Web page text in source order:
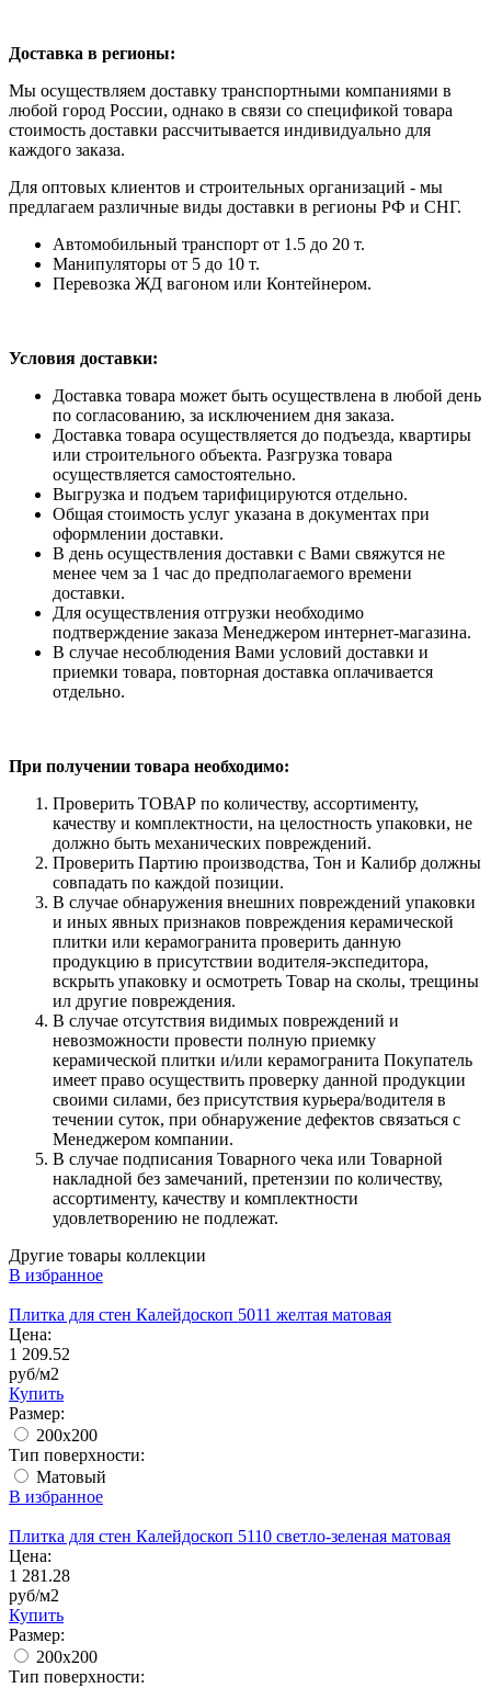
Доставка в регионы:
Мы осуществляем доставку транспортными компаниями в
любой город России, однако в связи со спецификой товара
стоимость доставки рассчитывается индивидуально для
каждого заказа.
Для оптовых клиентов и строительных организаций - мы
предлагаем различные виды доставки в регионы РФ и СНГ.
Автомобильный транспорт от 1.5 до 20 т.
Манипуляторы от 5 до 10 т.
Перевозка ЖД вагоном или Контейнером.
Условия доставки:
Доставка товара может быть осуществлена в любой день
по согласованию, за исключением дня заказа.
Доставка товара осуществляется до подъезда, квартиры
или строительного объекта. Разгрузка товара
осуществляется самостоятельно.
Выгрузка и подъем тарифицируются отдельно.
Общая стоимость услуг указана в документах при
оформлении доставки.
В день осуществления доставки с Вами свяжутся не
менее чем за 1 час до предполагаемого времени
доставки.
Для осуществления отгрузки необходимо
подтверждение заказа Менеджером интернет-магазина.
В случае несоблюдения Вами условий доставки и
приемки товара, повторная доставка оплачивается
отдельно.
При получении товара необходимо:
Проверить ТОВАР по количеству, ассортименту,
качеству и комплектности, на целостность упаковки, не
должно быть механических повреждений.
Проверить Партию производства, Тон и Калибр должны
совпадать по каждой позиции.
В случае обнаружения внешних повреждений упаковки
и иных явных признаков повреждения керамической
плитки или керамогранита проверить данную
продукцию в присутствии водителя-экспедитора,
вскрыть упаковку и осмотреть Товар на сколы, трещины
ил другие повреждения.
В случае отсутствия видимых повреждений и
невозможности провести полную приемку
керамической плитки и/или керамогранита Покупатель
имеет право осуществить проверку данной продукции
своими силами, без присутствия курьера/водителя в
течении суток, при обнаружение дефектов связаться с
Менеджером компании.
В случае подписания Товарного чека или Товарной
накладной без замечаний, претензии по количеству,
ассортименту, качеству и комплектности
удовлетворению не подлежат.
Другие товары коллекции
В избранное
Плитка для стен Калейдоскоп 5011 желтая матовая
Цена:
1 209.52
руб/м2
Купить
Размер:
200x200
Тип поверхности:
Матовый
В избранное
Плитка для стен Калейдоскоп 5110 светло-зеленая матовая
Цена:
1 281.28
руб/м2
Купить
Размер:
200x200
Тип поверхности: